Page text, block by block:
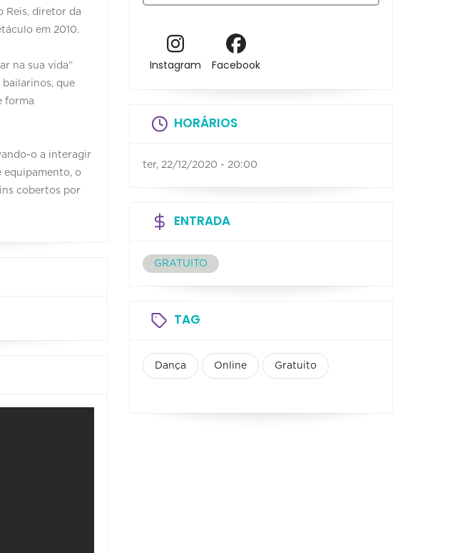
Reis, diretor da
em 2010.
na sua vida”
que
forma
o a interagir
equipamento, o
cobertos por
Instagram Facebook
HORÁRIOS
ter, 22/12/2020 - 20:00
ENTRADA
GRATUITO
TAG
Dança Online Gratuito